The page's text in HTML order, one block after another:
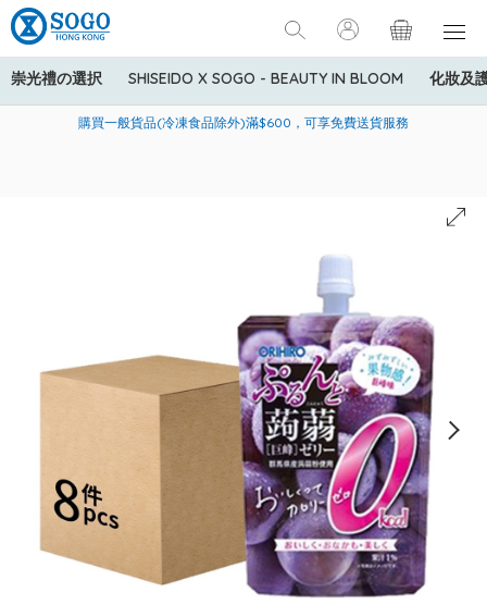
崇光禮の選択 SHISEIDO X SOGO - BEAUTY IN BLOOM 化妝及
美國運通Explorer®信用卡會員購物禮遇：高達5%簽賬回贈！
購買一般貨品(冷凍食品除外)滿$600，可享免費送貨服務
寄送中國內地服務只適用於指定商品，若訂單金額少於HK$600(折